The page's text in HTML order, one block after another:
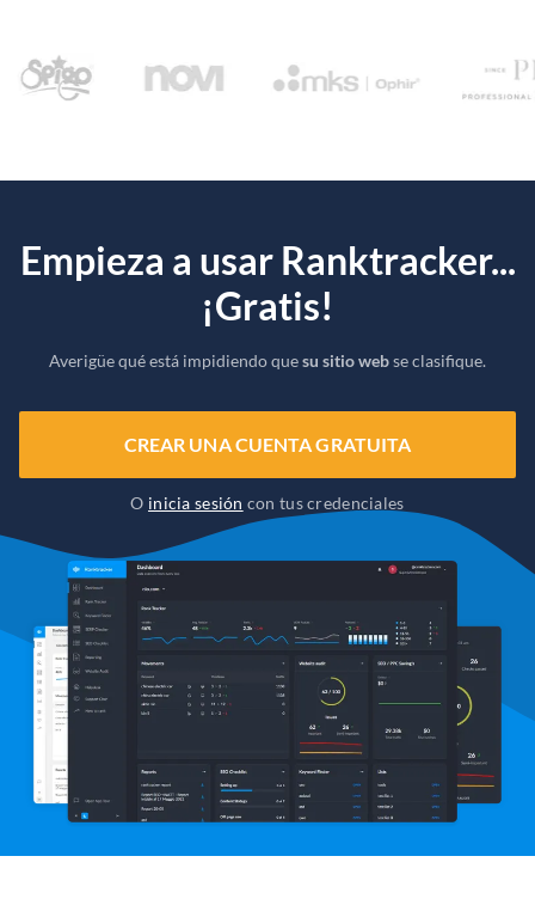
Empieza a usar Ranktracker...
¡Gratis!
Averigüe qué está impidiendo quesu sitio webse clasifique.
CREAR UNA CUENTA GRATUITA
O inicia sesión con tus credenciales